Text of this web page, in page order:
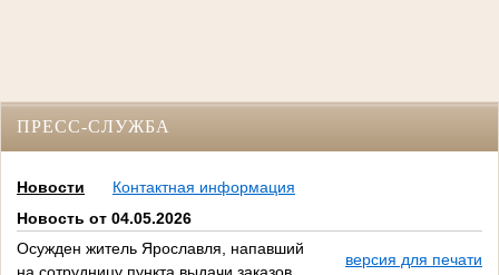
ПРЕСС-СЛУЖБА
Новости
Контактная информация
Новость от 04.05.2026
Осужден житель Ярославля, напавший
версия для печати